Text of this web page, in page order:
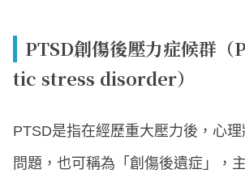
PTSD創傷後壓力症候群
tic stress disorder）
PTSD是指在經歷重大壓力後，心
問題，也可稱為「創傷後遺症」，